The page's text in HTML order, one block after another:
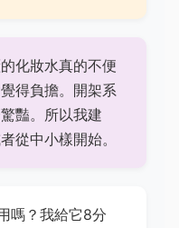
化妝水真的不便
得負擔。開架系
豔。所以我建
從中小樣開始。
嗎？我給它8分